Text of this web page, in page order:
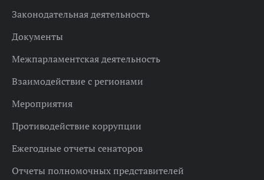
Законодательная деятельность
Документы
Межпарламентская деятельность
Взаимодействие с регионами
Мероприятия
Противодействие коррупции
Ежегодные отчеты сенаторов
Отчеты полномочных представителей